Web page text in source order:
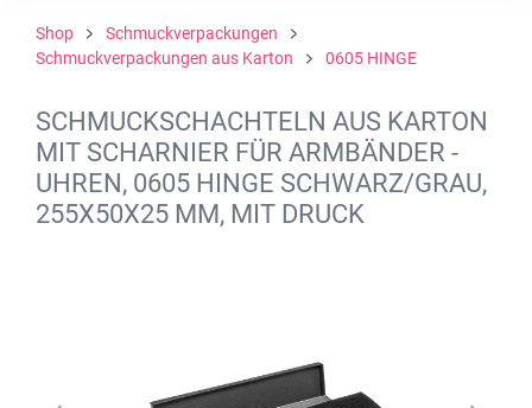
Shop
Schmuckverpackungen
Schmuckverpackungen aus Karton
0605 HINGE
SCHMUCKSCHACHTELN AUS KARTON
MIT SCHARNIER FÜR ARMBÄNDER -
UHREN, 0605 HINGE SCHWARZ/GRAU,
255X50X25 MM, MIT DRUCK